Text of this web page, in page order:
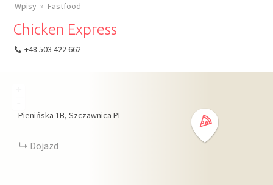
Wpisy Fastfood
Chicken Express
+48 503 422 662
Pienińska 1B Szczawnica PL
Dojazd